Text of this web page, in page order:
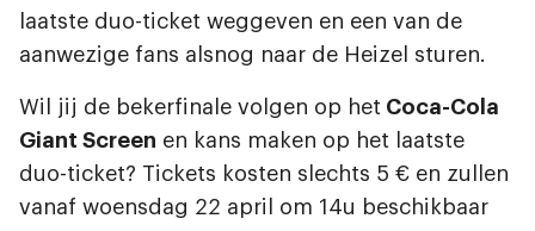
laatste duo-ticket weggeven en een van de
aanwezige fans alsnog naar de Heizel sturen.
Wil jij de bekerfinale volgen op het Coca-Cola
Giant Screen en kans maken op het laatste
duo-ticket? Tickets kosten slechts 5 € en zullen
vanaf woensdag 22 april om 14u beschikbaar